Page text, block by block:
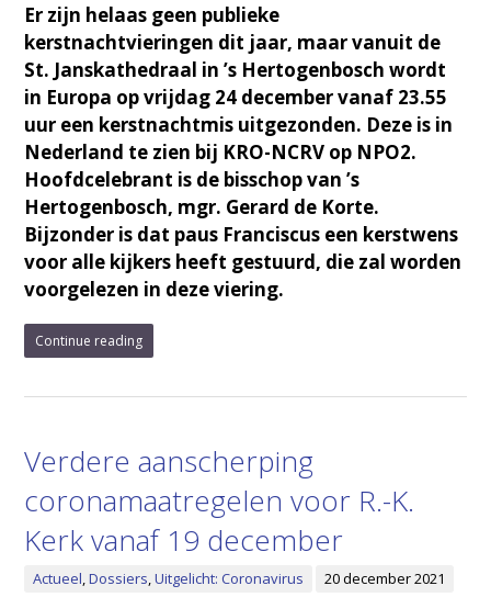
Er zijn helaas geen publieke
kerstnachtvieringen dit jaar, maar vanuit de
St. Janskathedraal in ’s Hertogenbosch wordt
in Europa op vrijdag 24 december vanaf 23.55
uur een kerstnachtmis uitgezonden. Deze is in
Nederland te zien bij KRO-NCRV op NPO2.
Hoofdcelebrant is de bisschop van ’s
Hertogenbosch, mgr. Gerard de Korte.
Bijzonder is dat paus Franciscus een kerstwens
voor alle kijkers heeft gestuurd, die zal worden
voorgelezen in deze viering.
Continue reading
Verdere aanscherping
coronamaatregelen voor R.-K.
Kerk vanaf 19 december
Actueel ,Dossiers ,Uitgelicht: Coronavirus 20 december 2021